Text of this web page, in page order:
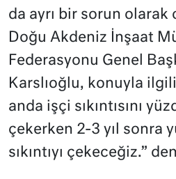
da ayrı bir sorun olarak
Doğu Akdeniz İnşaat
Federasyonu Genel
Karslıoğlu, konuyla
anda işçi sıkıntısını
çekerken 2-3 yıl sonra
sıkıntıyı çekeceğiz.”